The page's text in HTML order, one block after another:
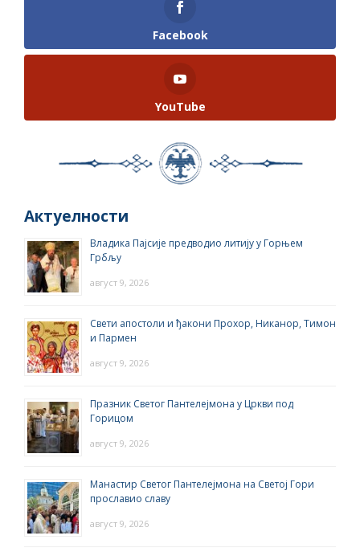
Facebook
YouTube
Актуелности
Владика Пајсије предводио литију у Горњем
Грбљу
август 9, 2026
Свети апостоли и ђакони Прохор, Никанор, Тимон
и Пармен
август 9, 2026
Празник Светог Пантелејмона у Цркви под
Горицом
август 9, 2026
Манастир Светог Пантелејмона на Светој Гори
прославио славу
август 9, 2026